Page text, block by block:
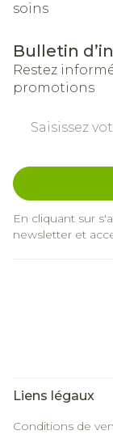
soins
Bulletin
Restez
promotions
En cliquant sur
newsletter et
Liens légaux
Conditions de